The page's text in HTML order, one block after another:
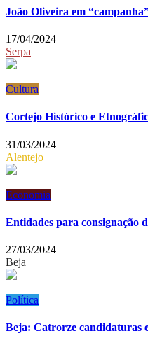
João Oliveira em
17/04/2024
Serpa
Cultura
Cortejo Histórico e
31/03/2024
Alentejo
Economia
Entidades para consignação
27/03/2024
Beja
Política
Beja: Catrorze candidaturas